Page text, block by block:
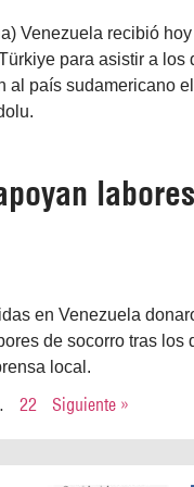
Venezuela recibió
para asistir a los
al país sudamericano
en Venezuela
de socorro tras los
local.
22 Siguiente »